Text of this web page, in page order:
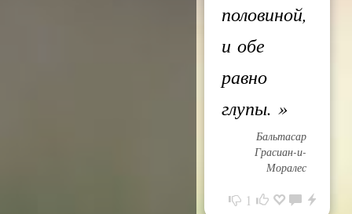
половиной,
и обе
равно
глупы. »
Бальтасар
Грасиан-и-
Моралес
1